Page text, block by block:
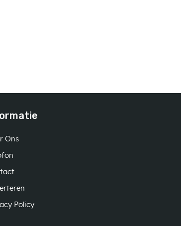
Ons
Policy